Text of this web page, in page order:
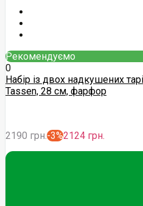
Рекомендуємо
0
Набір із двох надкушених
Tassen, 28 см, фарфор
2190 грн.-3%2124 грн.